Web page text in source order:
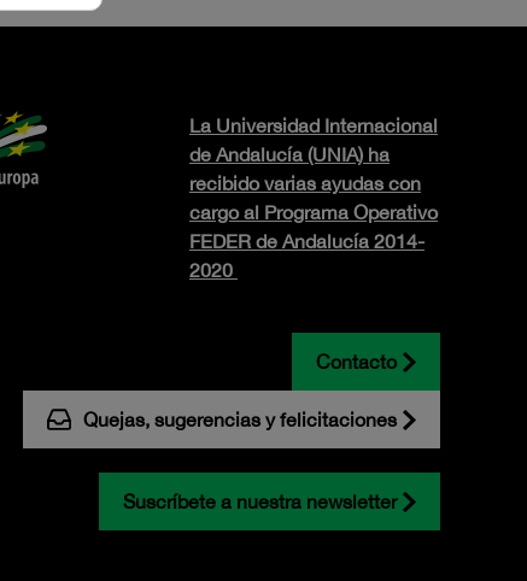
La Universidad Internacional
de Andalucía (UNIA) ha
recibido varias ayudas con
cargo al Programa Operativo
FEDER de Andalucía 2014-
2020
Contacto
Quejas, sugerencias y felicitaciones
Suscríbete a nuestra newsletter